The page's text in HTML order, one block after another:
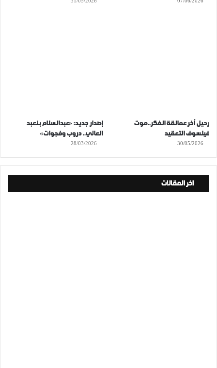
رحيل آخر عمالقة الفكر..موت
فيلسوف التعقيد
30/05/2026
إصدار جديد: «عبدالسلام بنعبد
العالي.. دروب وفجوات»
28/03/2026
اخر المقالات